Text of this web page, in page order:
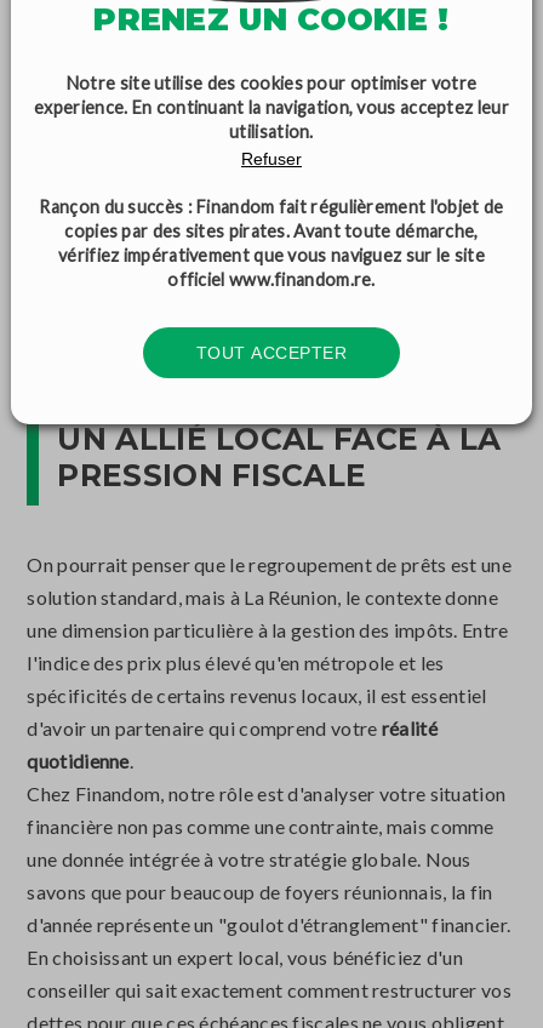
Imaginez pouvoir lisser le coût de votre taxe foncière ou
votre mensualité de crédit. Au lieu de subir un gros
prélèvement en fin d'année qui bloque vos projets de
vacances ou de travaux, vous répartissez cette charge de
reprendre le contrôle sur l'imprévisible et de sécuriser
votre reste à vivre. Cette trésorerie peut également
servir à constituer un fonds de roulement pour éviter
UN ALLIÉ LOCAL FACE À LA
PRESSION FISCALE
On pourrait penser que le regroupement de prêts est une
solution standard, mais à La Réunion, le contexte donne
une dimension particulière à la gestion des impôts. Entre
l'indice des prix plus élevé qu'en métropole et les
spécificités de certains revenus locaux, il est essentiel
d'avoir un partenaire qui comprend votre réalité
quotidienne.
Chez Finandom, notre rôle est d'analyser votre situation
financière non pas comme une contrainte, mais comme
une donnée intégrée à votre stratégie globale. Nous
savons que pour beaucoup de foyers réunionnais, la fin
d'année représente un "goulot d'étranglement" financier.
En choisissant un expert local, vous bénéficiez d'un
conseiller qui sait exactement comment restructurer vos
dettes pour que ces échéances fiscales ne vous obligent
PRENEZ UN COOKIE !
Notre site utilise des cookies pour optimiser votre
experience. En continuant la navigation, vous acceptez leur
utilisation.
Refuser
Rançon du succès : Finandom fait régulièrement l'objet de
copies par des sites pirates. Avant toute démarche,
vérifiez impérativement que vous naviguez sur le site
officiel www.finandom.re.
TOUT ACCEPTER